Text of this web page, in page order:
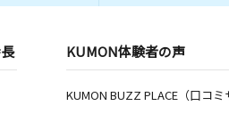
KUMON体験者の声
KUMON BUZZ PLACE（口コミ